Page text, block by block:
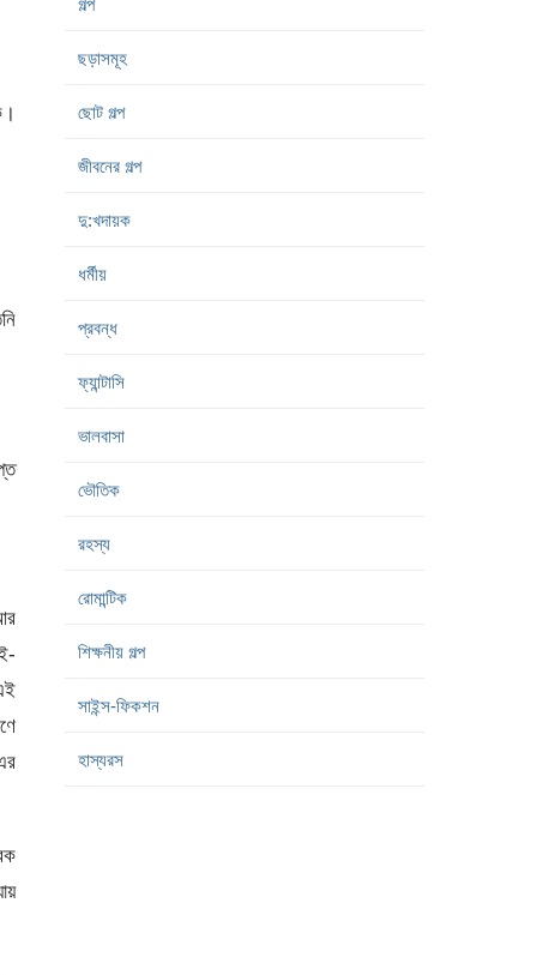
ছড়াসমূহ
ছোট গল্প
জীবনের গল্প
দু:খদায়ক
ধর্মীয়
প্রবন্ধ
ফ্যান্টাসি
ভালবাসা
ভৌতিক
রহস্য
রোমান্টিক
শিক্ষনীয় গল্প
সাইন্স-ফিকশন
হাস্যরস